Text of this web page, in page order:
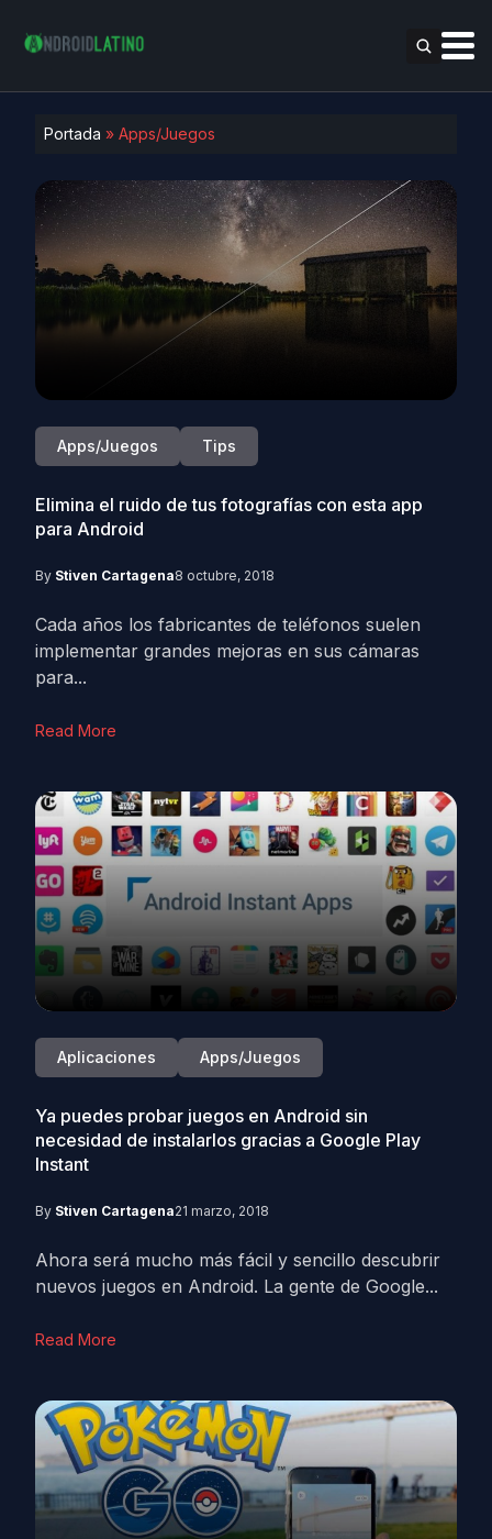
Portada » Apps/Juegos
Apps/Juegos Tips
Elimina el ruido de tus fotografías con esta app
para Android
By Stiven Cartagena8 octubre, 2018
Cada años los fabricantes de teléfonos suelen
implementar grandes mejoras en sus cámaras
para...
Read More
Aplicaciones Apps/Juegos
Ya puedes probar juegos en Android sin
necesidad de instalarlos gracias a Google Play
Instant
By Stiven Cartagena21 marzo, 2018
Ahora será mucho más fácil y sencillo descubrir
nuevos juegos en Android. La gente de Google...
Read More